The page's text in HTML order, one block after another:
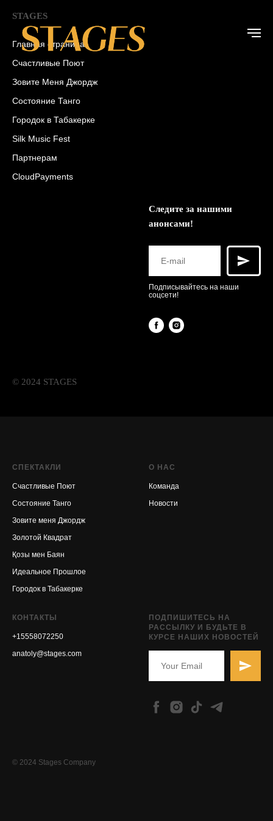
STAGES
Главная страница
Счастливые Поют
Зовите Меня Джордж
Состояние Танго
Городок в Табакерке
Silk Music Fest
Партнерам
CloudPayments
Следите за нашими
анонсами!
Подписывайтесь на наши
соцсети!
© 2024 STAGES
СПЕКТАКЛИ
Счастливые Поют
Состояние Танго
Зовите меня Джордж
Золотой Квадрат
Қозы мен Баян
Идеальное Прошлое
Городок в Табакерке
О НАС
Команда
Новости
КОНТАКТЫ
+15558072250
anatoly@stages.com
ПОДПИШИТЕСЬ НА
РАССЫЛКУ И БУДЬТЕ В
КУРСЕ НАШИХ НОВОСТЕЙ
© 2024 Stages Company